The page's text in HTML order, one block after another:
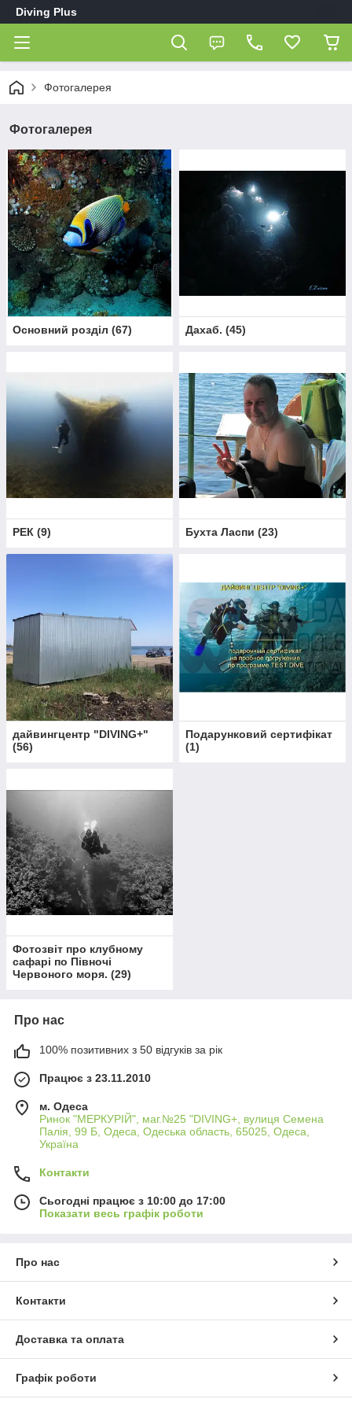
Diving Plus
Фотогалерея
Фотогалерея
Основний розділ (67) Дахаб. (45)
РЕК (9) Бухта Ласпи (23)
дайвингцентр "DIVING+"
(56)
Подарунковий сертифікат
(1)
Фотозвіт про клубному
сафарі по Півночі
Червоного моря. (29)
Про нас
100% позитивних з 50 відгуків за рік
Працює з 23.11.2010
м. Одеса
Ринок "МЕРКУРІЙ", маг.№25 "DIVING+, вулиця Семена
Палія, 99 Б, Одеса, Одеська область, 65025, Одеса,
Україна
Контакти
Сьогодні працює з 10:00 до 17:00
Показати весь графік роботи
Про нас
Контакти
Доставка та оплата
Графік роботи